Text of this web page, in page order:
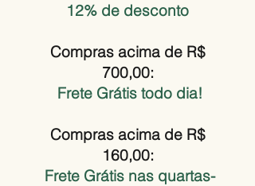
12% de desconto
Compras acima de R$
700,00:
Frete Grátis todo dia!
Compras acima de R$
160,00:
Frete Grátis nas quartas-